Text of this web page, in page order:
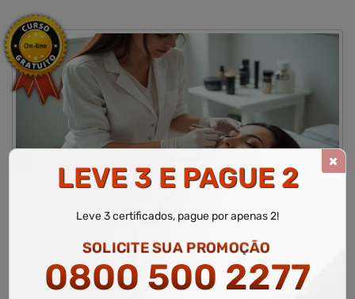
Área Relacionada Estética
CURSO LIVRE DE ESTÉTICA FACIAL E ESTÉTICA
WR Educacional Cursos
Área de Estética
Curso Livre de Estética Facial e Estética Corporal
LEVE 3 E PAGUE 2
Leve 3 certificados, pague por apenas 2!
SOLICITE SUA PROMOÇÃO
0800 500 2277